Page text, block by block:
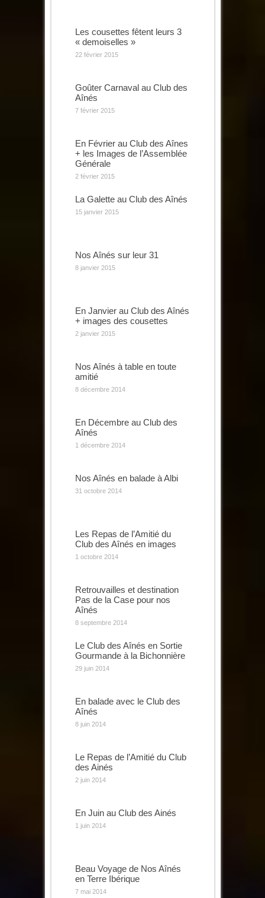
Les cousettes fêtent leurs 3
« demoiselles »
22 février 2015
Goûter Carnaval au Club des
Aînés
7 février 2015
En Février au Club des Aînes
+ les Images de l’Assemblée
Générale
2 février 2015
La Galette au Club des Aînés
15 janvier 2015
Nos Aînés sur leur 31
8 janvier 2015
En Janvier au Club des Aînés
+ images des cousettes
2 janvier 2015
Nos Aînés à table en toute
amitié
8 décembre 2014
En Décembre au Club des
Aînés
1 décembre 2014
Nos Aînés en balade à Albi
31 octobre 2014
Les Repas de l’Amitié du
Club des Aînés en images
1 octobre 2014
Retrouvailles et destination
Pas de la Case pour nos
Aînés
8 septembre 2014
Le Club des Aînés en Sortie
Gourmande à la Bichonnière
29 juin 2014
En balade avec le Club des
Aînés
8 juin 2014
Le Repas de l’Amitié du Club
des Ainés
2 juin 2014
En Juin au Club des Ainés
1 juin 2014
Beau Voyage de Nos Aînés
en Terre Ibérique
7 mai 2014